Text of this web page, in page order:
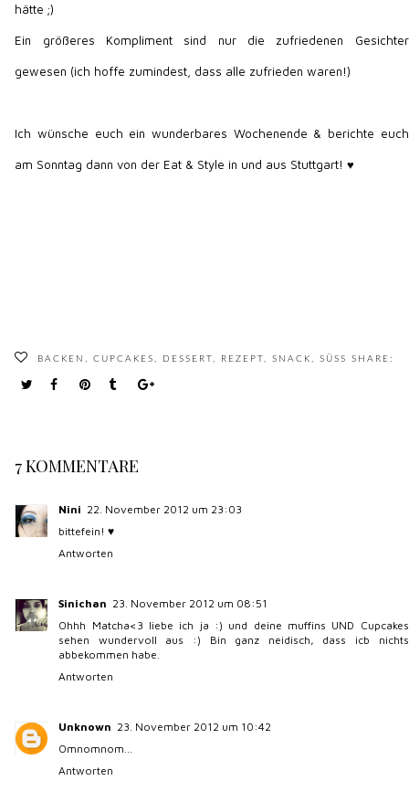
hätte ;)
Ein größeres Kompliment sind nur die zufriedenen Gesichter
gewesen (ich hoffe zumindest, dass alle zufrieden waren!)
Ich wünsche euch ein wunderbares Wochenende & berichte euch
am Sonntag dann von der Eat & Style in und aus Stuttgart! ♥
BACKEN CUPCAKES DESSERT REZEPT SNACK SÜSS SHARE:
7 KOMMENTARE
Nini 22. November 2012 um 23:03
bittefein! ♥
Antworten
Sinichan 23. November 2012 um 08:51
Ohhh Matcha<3 liebe ich ja :) und deine muffins UND Cupcakes
sehen wundervoll aus :) Bin ganz neidisch, dass icb nichts
abbekommen habe.
Antworten
Unknown 23. November 2012 um 10:42
Omnomnom...
Antworten